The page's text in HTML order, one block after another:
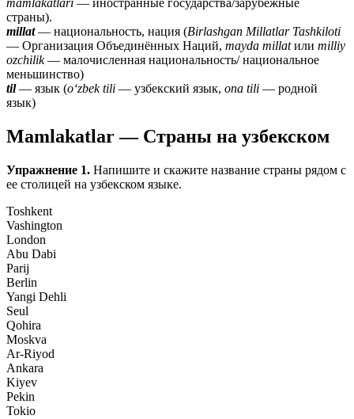
mamlakatlari — иностранные государства/зарубежные
страны).
millat — национальность, нация (Birlashgan Millatlar Tashkiloti
— Организация Объединённых Наций, mayda millatили milliy
ozchilik— малочисленная национальность/ национальное
меньшинство)
til— язык (oʻzbek tili — узбекский язык, ona tili — родной
язык)
Mamlakatlar — Страны на узбекском
Упражнение 1. Напишите и скажите название страны рядом с
ее столицей на узбекском языке.
Toshkent
Vashington
London
Abu Dabi
Parij
Berlin
Yangi Dehli
Seul
Qohira
Moskva
Ar-Riyod
Ankara
Kiyev
Pekin
Tokio